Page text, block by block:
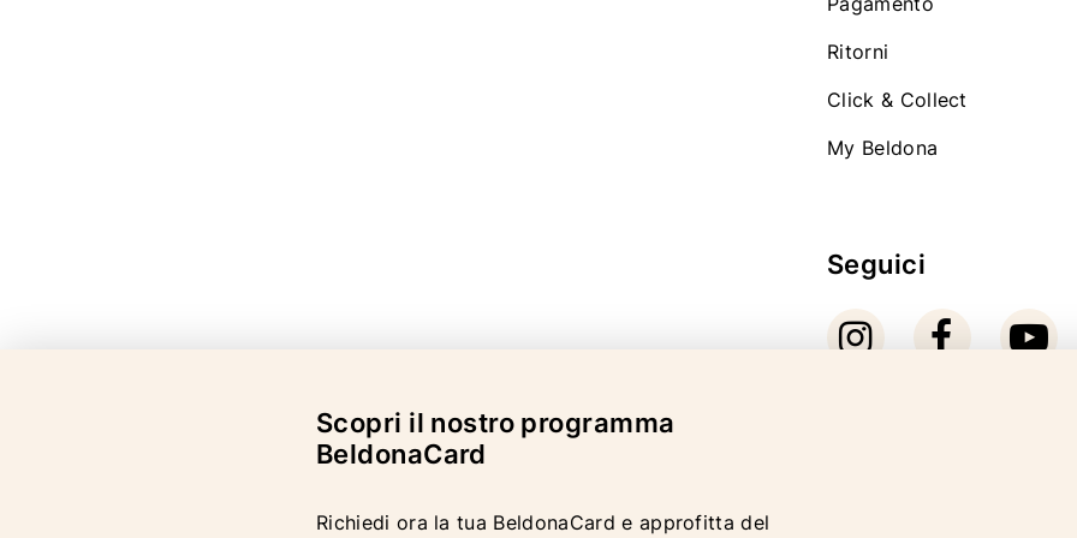
Ritorni
Click & Collect
My Beldona
Seguici
Scopri il nostro programma
BeldonaCard
Richiedi ora la tua BeldonaCard e approfitta del